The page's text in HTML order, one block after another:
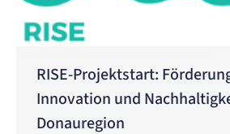
RISE-Projektstart:
Innovation und
Donauregion